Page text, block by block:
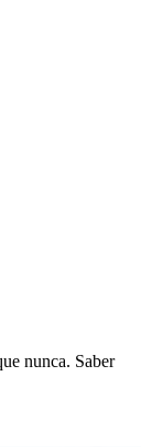
nunca. Saber